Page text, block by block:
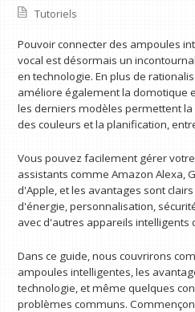
Tutoriels
Pouvoir connecter des ampoules
vocal est désormais un
en technologie. En plus de
améliore également la domotique
les derniers modèles permettent
des couleurs et la planification,
Vous pouvez facilement gérer
assistants comme Amazon Alexa,
d'Apple, et les avantages sont
d'énergie, personnalisation,
avec d'autres appareils intelligents
Dans ce guide, nous couvrirons
ampoules intelligentes, les
technologie, et même quelques
problèmes communs.